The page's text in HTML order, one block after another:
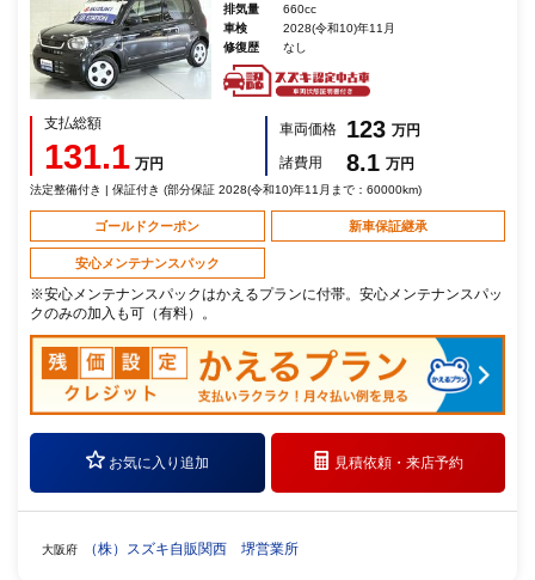
排気量
660cc
車検
2028(令和10)年11月
修復歴
なし
支払総額
131.1 万円
車両価格 123 万円
諸費用
8.1 万円
法定整備付き | 保証付き (部分保証 2028(令和10)年11月まで：60000km)
ゴールドクーポン 新車保証継承
安心メンテナンスパック
※安心メンテナンスパックはかえるプランに付帯。安心メンテナンスパッ
クのみの加入も可（有料）。
お気に入り追加 見積依頼・来店予約
大阪府 （株）スズキ自販関西 堺営業所